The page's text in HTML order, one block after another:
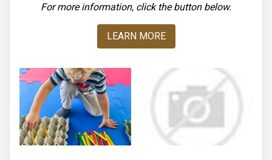
For more information, click the button below.
LEARN MORE